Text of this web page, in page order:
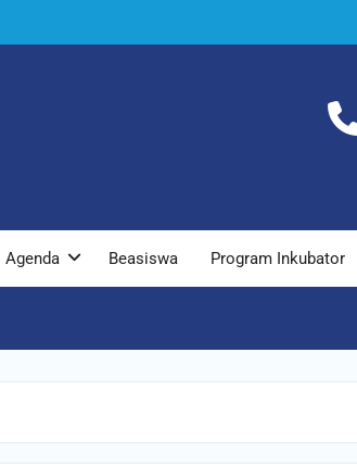
Agenda Beasiswa Program Inkubator